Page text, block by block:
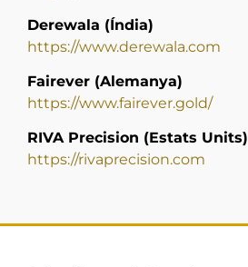
Derewala (Índia)
https://www.derewala.com
Fairever (Alemanya)
https://www.fairever.gold/
RIVA Precision (Estats Units)
https://rivaprecision.com